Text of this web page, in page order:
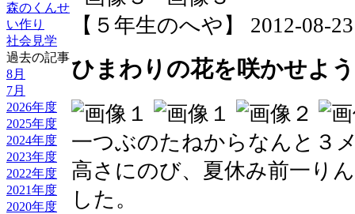
森のくんせ
い作り
社会見学
過去の記事
8月
7月
2026年度
2025年度
2024年度
2023年度
2022年度
2021年度
2020年度
【５年生のへや】 2012-08-
ひまわりの花を咲かせよう
一つぶのたねからなんと３
高さにのび、夏休み前一り
した。